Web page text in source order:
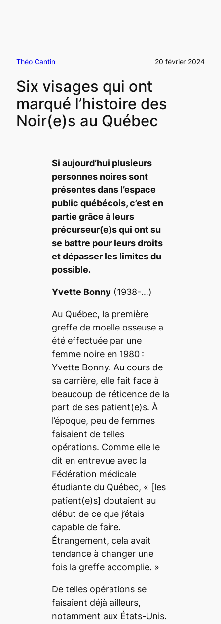
Théo Cantin 20 février 2024
Six visages qui ont
marqué l’histoire des
Noir(e)s au Québec
Si aujourd’hui plusieurs
personnes noires sont
présentes dans l’espace
public québécois, c’est en
partie grâce à leurs
précurseur(e)s qui ont su
se battre pour leurs droits
et dépasser les limites du
possible.
Yvette Bonny (1938-…)
Au Québec, la première
greffe de moelle osseuse a
été effectuée par une
femme noire en 1980 :
Yvette Bonny. Au cours de
sa carrière, elle fait face à
beaucoup de réticence de la
part de ses patient(e)s. À
l’époque, peu de femmes
faisaient de telles
opérations. Comme elle le
dit en entrevue avec la
Fédération médicale
étudiante du Québec, « [les
patient(e)s] doutaient au
début de ce que j’étais
capable de faire.
Étrangement, cela avait
tendance à changer une
fois la greffe accomplie. »
De telles opérations se
faisaient déjà ailleurs,
notamment aux États-Unis.